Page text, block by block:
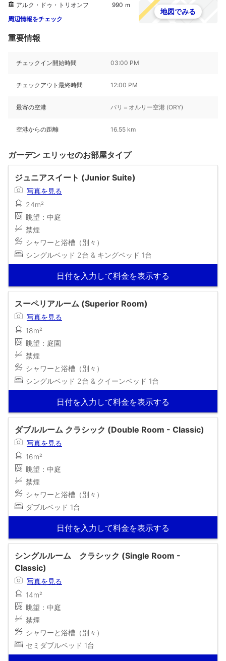
アルク・ドゥ・トリオンフ
990 ｍ
周辺情報をチェック
地図でみる
重要情報
チェックイン開始時間 03:00 PM
チェックアウト最終時間 12:00 PM
最寄の空港 パリ＝オルリー空港 (ORY)
空港からの距離 16.55 km
ガーデン エリッセのお部屋タイプ
ジュニアスイート (Junior Suite)
写真を見る
24m²
眺望：中庭
禁煙
シャワーと浴槽（別々）
シングルベッド 2台 & キングベッド 1台
日付を入力して料金を表示する
スーペリアルーム (Superior Room)
写真を見る
18m²
眺望：庭園
禁煙
シャワーと浴槽（別々）
シングルベッド 2台 & クイーンベッド 1台
日付を入力して料金を表示する
ダブルルーム クラシック (Double Room - Classic)
写真を見る
16m²
眺望：中庭
禁煙
シャワーと浴槽（別々）
ダブルベッド 1台
日付を入力して料金を表示する
シングルルーム クラシック (Single Room -
Classic)
写真を見る
14m²
眺望：中庭
禁煙
シャワーと浴槽（別々）
セミダブルベッド 1台